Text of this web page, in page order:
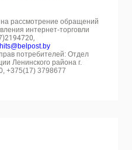
рассмотрение обращений
интернет-торговли
потребителей: Отдел
Ленинского района г.
+375(17) 3798677